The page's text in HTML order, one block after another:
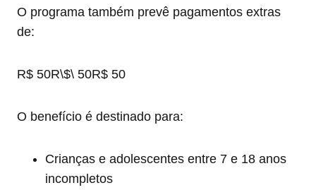
O programa também prevê pagamentos extras
de:
R$ 50R\$\ 50R$ 50
O benefício é destinado para:
Crianças e adolescentes entre 7 e 18 anos
incompletos